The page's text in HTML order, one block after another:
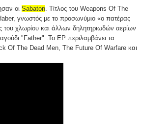
οι Sabaton . Τίτλος του Weapons Of The
γνωστός με το προσωνύμιο «ο πατέρας
του χλωρίου και άλλων δηλητηριωδών αερίων
"Father" .Το EP περιλαμβάνει τα
Of The Dead Men, The Future Of Warfare και